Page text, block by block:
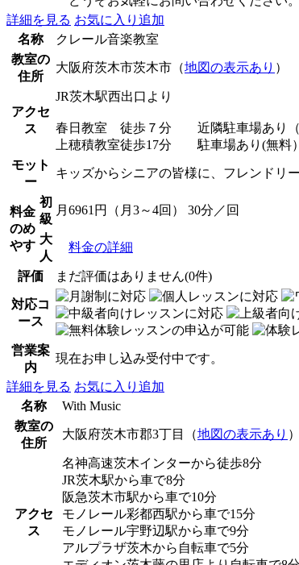
詳細を見る お気に入り追加
名称
クレール音楽教室
教室の
住所
大阪府茨木市茨木市（地図の表示あり ）
アクセ
ス
JR茨木駅西出口より
春日教室 徒歩７分 近隣駐車場あり（
上穂積教室徒歩17分 駐車場あり(無料）
モット
ー
キッズからシニアの皆様に、フレンドリ
料金
のめ
やす
初
級
月6961円（月3～4回） 30分／回
大
人
料金の詳細
評価 まだ評価はありません(0件)
対応コ
ース
営業案
内
現在お申し込み受付中です。
詳細を見る お気に入り追加
名称
With Music
教室の
住所
大阪府茨木市郡3丁目（地図の表示あり ）
アクセ
ス
名神高速茨木インターから徒歩8分
JR茨木駅から車で8分
阪急茨木市駅から車で10分
モノレール彩都西駅から車で15分
モノレール宇野辺駅から車で9分
アルプラザ茨木から自転車で5分